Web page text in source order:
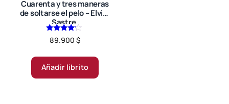
Cuarenta y tres maneras
de soltarse el pelo – Elvira
Sastre.
Valorado
en
de 5
89.900 $
Añadir librito